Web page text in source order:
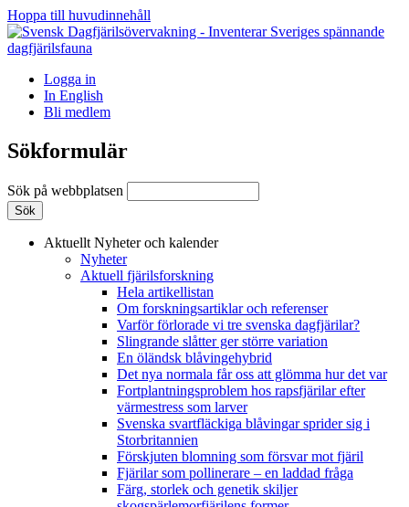
Hoppa till huvudinnehåll
Logga in
In English
Bli medlem
Sökformulär
Sök på webbplatsen
Aktuellt Nyheter och kalender
Nyheter
Aktuell fjärilsforskning
Hela artikellistan
Om forskningsartiklar och referenser
Varför förlorade vi tre svenska dagfjärilar?
Slingrande slåtter ger större variation
En öländsk blåvingehybrid
Det nya normala får oss att glömma hur det var
Fortplantningsproblem hos rapsfjärilar efter
värmestress som larver
Svenska svartfläckiga blåvingar sprider sig i
Storbritannien
Förskjuten blomning som försvar mot fjäril
Fjärilar som pollinerare – en laddad fråga
Färg, storlek och genetik skiljer